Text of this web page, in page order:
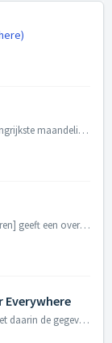
Dit rapport geeft een overzicht van de 24 belangrijkste maandelijkse resultaten, met hun streefwaarden. Dierenregistraties - Technische r...
[1. Diergegevens] [1. Gegevensinvoer] [6. KI-beren] geeft een overzicht van alle beren die voor kunstmatige inseminatie worden gebruikt. Op deze pag...
Everywhere
U heeft van derden een bestand ontvangen met daarin de gegevens van door u aangekochte opfokzeugen. U kunt dit bestand eenvoudig in PigManager Everywhere in...